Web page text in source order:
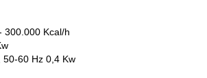
300.000 Kcal/h
50-60 Hz 0,4 Kw